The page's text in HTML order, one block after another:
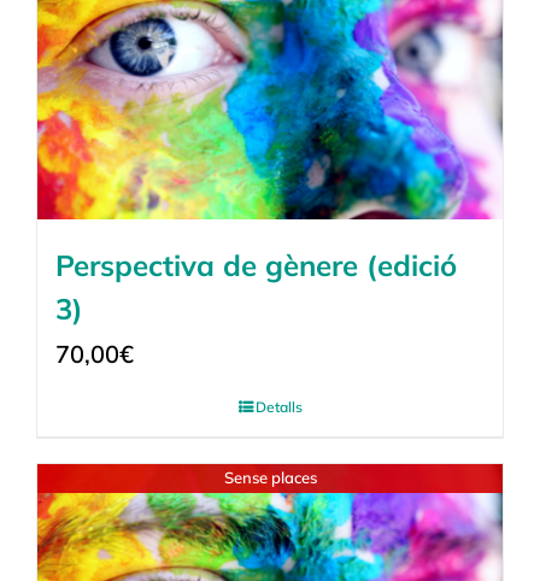
Perspectiva de gènere (edició
3)
70,00€
Detalls
Sense places